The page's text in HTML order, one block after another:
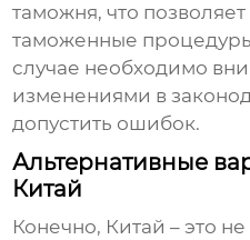
таможня, что
таможенные
случае необходимо
изменениями в
допустить ошибок.
Альтернативные
Китай
Конечно, Китай – это